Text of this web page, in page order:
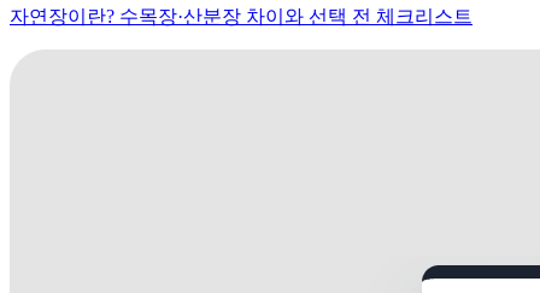
자연장이란? 수목장·산분장 차이와 선택 전 체크리스트